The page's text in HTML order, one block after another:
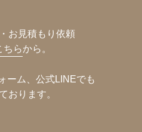
お見積もり依頼
ちらから。
ーム、公式LINEでも
おります。